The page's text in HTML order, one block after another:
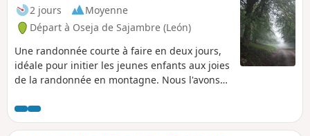
2 jours
Moyenne
Départ à Oseja de Sajambre (León)
Une randonnée courte à faire en deux jours,
idéale pour initier les jeunes enfants aux joies
de la randonnée en montagne. Nous l'avons